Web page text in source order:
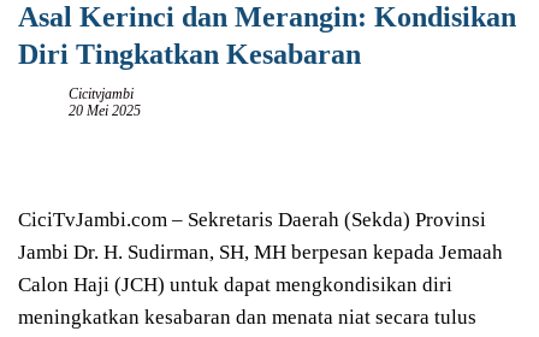
Asal Kerinci dan Merangin: Kondisikan
Diri Tingkatkan Kesabaran
Cicitvjambi
20 Mei 2025
CiciTvJambi.com – Sekretaris Daerah (Sekda) Provinsi
Jambi Dr. H. Sudirman, SH, MH berpesan kepada Jemaah
Calon Haji (JCH) untuk dapat mengkondisikan diri
meningkatkan kesabaran dan menata niat secara tulus